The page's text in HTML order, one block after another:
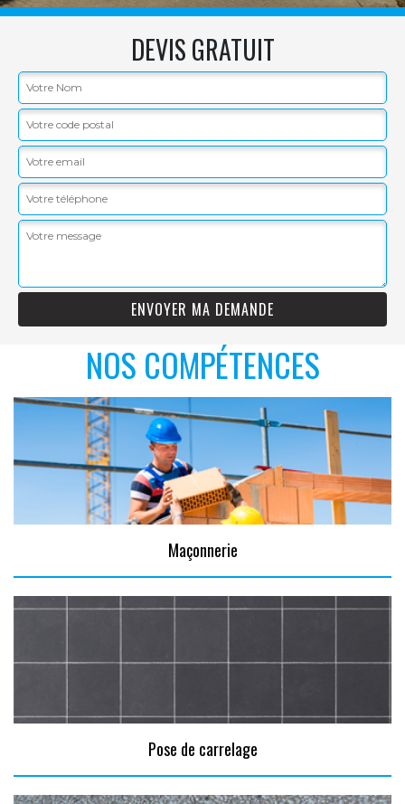
DEVIS GRATUIT
NOS COMPÉTENCES
Maçonnerie
Pose de carrelage